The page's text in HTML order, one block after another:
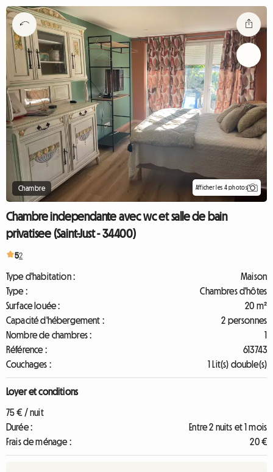
Chambre Afficher les 4 photos
Chambre independante avec wc et salle de bain
privatisee (Saint-Just - 34400)
52
Type d'habitation :
Maison
Type :
Chambres d'hôtes
Surface louée :
20 m²
Capacité d'hébergement :
2 personnes
Nombre de chambres :
1
Référence :
613743
Couchages :
1 Lit(s) double(s)
Loyer et conditions
75 € / nuit
Durée :
Entre 2 nuits et 1 mois
Frais de ménage :
20 €